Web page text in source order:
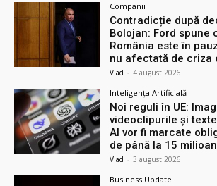
Companii
Contradicție după
Bolojan: Ford spune
România este în
nu afectată de criza
Vlad - 4 august 2026
Inteligența Artificială
Noi reguli în UE:
videoclipurile și
AI vor fi marcate
de până la 15
Vlad - 3 august 2026
Business Update